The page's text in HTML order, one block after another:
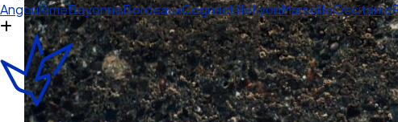
AngoulêmeBayonneBordeauxCognacLilleLyonMarseilleOccitanie